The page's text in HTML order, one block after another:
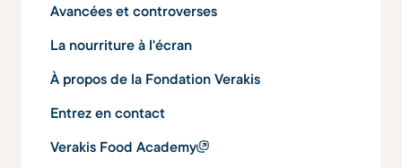
Avancées et controverses
La nourriture à l'écran
À propos de la Fondation Verakis
Entrez en contact
Verakis Food Academy